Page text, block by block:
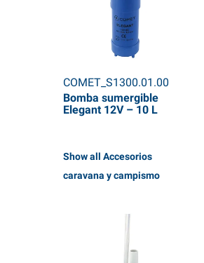
COMET_S1300.01.00
Bomba sumergible
Elegant 12V – 10 L
Show all Accesorios
caravana y campismo